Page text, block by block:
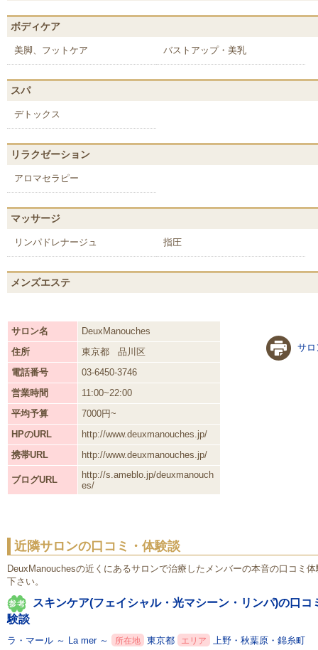
ボディケア
美脚、フットケア バストアップ・美乳
スパ
デトックス
リラクゼーション
アロマセラピー
マッサージ
リンパドレナージュ 指圧
メンズエステ
サロン名
DeuxManouches
住所
東京都
品川区
電話番号
03-6450-3746
営業時間
11:00~22:00
平均予算
7000円~
HPのURL
http://www.deuxmanouches.jp/
携帯URL
http://www.deuxmanouches.jp/
ブログURL
http://s.ameblo.jp/deuxmanouch
es/
サロ
近隣サロンの口コミ・体験談
DeuxManouchesの近くにあるサロンで治療したメンバーの本音の口コミ
下さい。
スキンケア(フェイシャル・光マシーン・リンパ)の口コ
験談
ラ・マール ～ La mer ～ 所在地 東京都 エリア 上野・秋葉原・錦糸町